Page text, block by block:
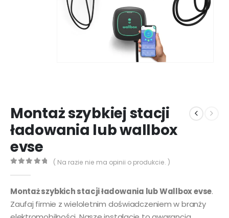
Montaż szybkiej stacji
ładowania lub wallbox
evse
( Na razie nie ma opinii o produkcie. )
Montaż szybkich stacji ładowania lub Wallbox evse.
Zaufaj firmie z wieloletnim doświadczeniem w branży